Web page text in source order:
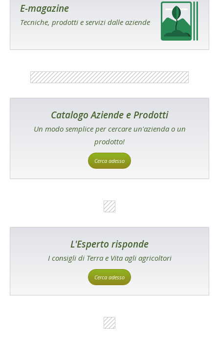
E-magazine
Tecniche, prodotti e servizi dalle aziende
Catalogo Aziende e Prodotti
Un modo semplice per cercare un'azienda o un
prodotto!
Cerca adesso
L'Esperto risponde
I consigli di Terra e Vita agli agricoltori
Cerca adesso